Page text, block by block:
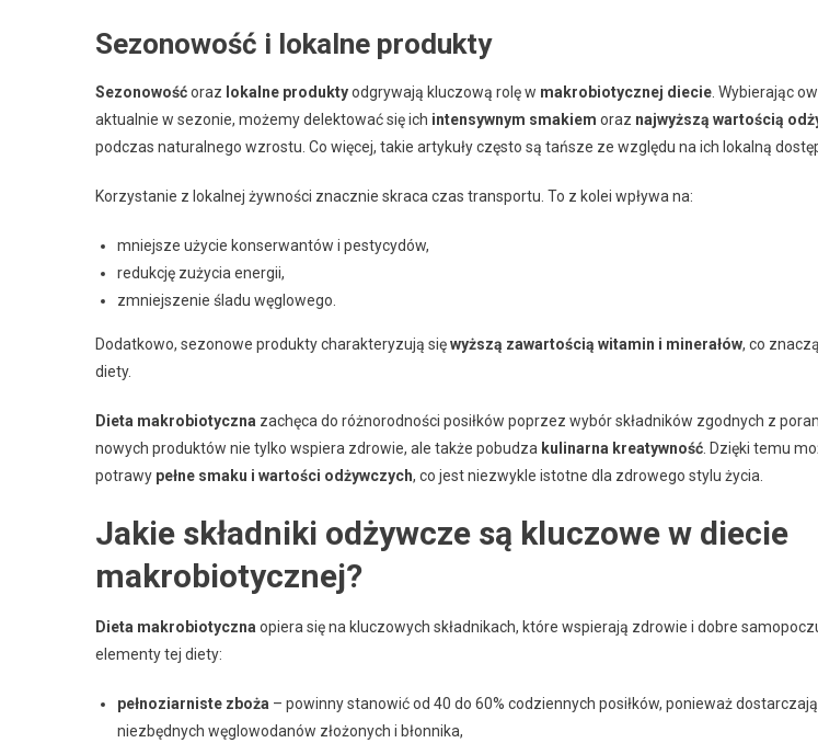
Sezonowość i lokalne produkty
Sezonowośćoraz lokalne produktyodgrywają kluczową rolę w makrobiotycznej diecie . Wybierając
aktualnie w sezonie, możemy delektować się ich intensywnym smakiem oraz najwyższą wartością
podczas naturalnego wzrostu. Co więcej, takie artykuły często są tańsze ze względu na ich lokalną
Korzystanie z lokalnej żywności znacznie skraca czas transportu. To z kolei wpływa na:
mniejsze użycie konserwantów i pestycydów,
redukcję zużycia energii,
zmniejszenie śladu węglowego.
Dodatkowo, sezonowe produkty charakteryzują sięwyższą zawartością witamin i minerałów, co
diety.
Dieta makrobiotyczna zachęca do różnorodności posiłków poprzez wybór składników zgodnych z
nowych produktów nie tylko wspiera zdrowie, ale także pobudza kulinarna kreatywność . Dzięki temu
potrawy pełne smaku i wartości odżywczych, co jest niezwykle istotne dla zdrowego stylu życia.
Jakie składniki odżywcze są kluczowe w diecie
makrobiotycznej?
Dieta makrobiotyczna opiera się na kluczowych składnikach, które wspierają zdrowie i dobre
elementy tej diety:
pełnoziarniste zboża – powinny stanowić od 40 do 60% codziennych posiłków, ponieważ
niezbędnych węglowodanów złożonych i błonnika,